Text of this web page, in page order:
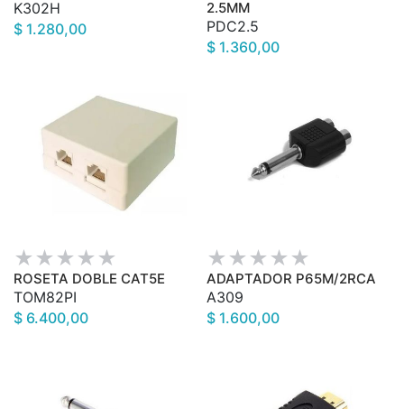
K302H
$ 1.280,00
2.5MM
PDC2.5
$ 1.360,00
ROSETA DOBLE CAT5E
TOM82PI
$ 6.400,00
ADAPTADOR P65M/2RCA
A309
$ 1.600,00